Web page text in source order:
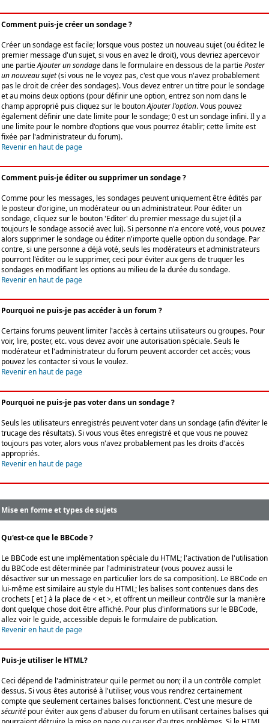
Comment puis-je créer un sondage ?
Créer un sondage est facile; lorsque vous postez un nouveau sujet (ou éditez le
premier message d'un sujet, si vous en avez le droit), vous devriez apercevoir
une partieAjouter un sondagedans le formulaire en dessous de la partiePoster
un nouveau sujet(si vous ne le voyez pas, c'est que vous n'avez probablement
pas le droit de créer des sondages). Vous devez entrer un titre pour le sondage
et au moins deux options (pour définir une option, entrez son nom dans le
champ approprié puis cliquez sur le boutonAjouter l'option. Vous pouvez
également définir une date limite pour le sondage; 0 est un sondage infini. Il y a
une limite pour le nombre d'options que vous pourrez établir; cette limite est
fixée par l'administrateur du forum).
Revenir en haut de page
Comment puis-je éditer ou supprimer un sondage ?
Comme pour les messages, les sondages peuvent uniquement être édités par
le posteur d'origine, un modérateur ou un administrateur. Pour éditer un
sondage, cliquez sur le bouton 'Editer' du premier message du sujet (il a
toujours le sondage associé avec lui). Si personne n'a encore voté, vous pouvez
alors supprimer le sondage ou éditer n'importe quelle option du sondage. Par
contre, si une personne a déjà voté, seuls les modérateurs et administrateurs
pourront l'éditer ou le supprimer, ceci pour éviter aux gens de truquer les
sondages en modifiant les options au milieu de la durée du sondage.
Revenir en haut de page
Pourquoi ne puis-je pas accéder à un forum ?
Certains forums peuvent limiter l'accès à certains utilisateurs ou groupes. Pour
voir, lire, poster, etc. vous devez avoir une autorisation spéciale. Seuls le
modérateur et l'administrateur du forum peuvent accorder cet accès; vous
pouvez les contacter si vous le voulez.
Revenir en haut de page
Pourquoi ne puis-je pas voter dans un sondage ?
Seuls les utilisateurs enregistrés peuvent voter dans un sondage (afin d'éviter le
trucage des résultats). Si vous vous êtes enregistré et que vous ne pouvez
toujours pas voter, alors vous n'avez probablement pas les droits d'accès
appropriés.
Revenir en haut de page
Mise en forme et types de sujets
Qu'est-ce que le BBCode ?
Le BBCode est une implémentation spéciale du HTML; l'activation de l'utilisation
du BBCode est déterminée par l'administrateur (vous pouvez aussi le
désactiver sur un message en particulier lors de sa composition). Le BBCode en
lui-même est similaire au style du HTML; les balises sont contenues dans des
crochets [ et ] à la place de < et >, et offrent un meilleur contrôle sur la manière
dont quelque chose doit être affiché. Pour plus d'informations sur le BBCode,
allez voir le guide, accessible depuis le formulaire de publication.
Revenir en haut de page
Puis-je utiliser le HTML?
Ceci dépend de l'administrateur qui le permet ou non; il a un contrôle complet
dessus. Si vous êtes autorisé à l'utiliser, vous vous rendrez certainement
compte que seulement certaines balises fonctionnent. C'est une mesure de
sécurité pour éviter aux gens d'abuser du forum en utilisant certaines balises qui